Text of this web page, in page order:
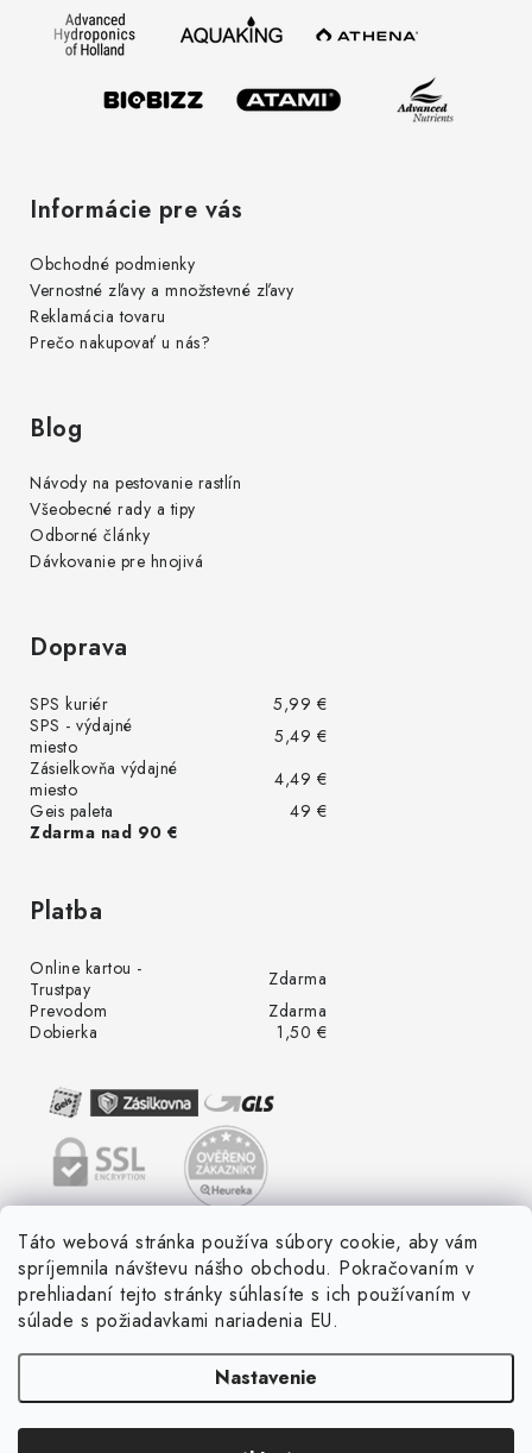
Táto webová stránka používa súbory cookie, aby vám
spríjemnila návštevu nášho obchodu. Pokračovaním v
prehliadaní tejto stránky súhlasíte s ich používaním v
súlade s požiadavkami nariadenia EU.
Nastavenie
Informácie pre vás
Obchodné podmienky
Vernostné zľavy a množstevné zľavy
Reklamácia tovaru
Prečo nakupovať u nás?
Blog
Návody na pestovanie rastlín
Všeobecné rady a tipy
Odborné články
Dávkovanie pre hnojivá
Doprava
SPS kuriér
5,99 €
SPS - výdajné
miesto
5,49 €
Zásielkovňa výdajné
miesto
4,49 €
Geis paleta
49 €
Zdarma nad 90 €
Platba
Online kartou -
Trustpay
Zdarma
Prevodom
Zdarma
Dobierka
1,50 €